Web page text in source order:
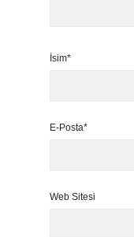
İsim*
E-Posta*
Web Sitesi